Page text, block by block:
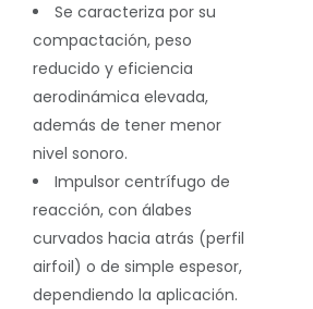
Se caracteriza por su
compactación, peso
reducido y eficiencia
aerodinámica elevada,
además de tener menor
nivel sonoro.
Impulsor centrífugo de
reacción, con álabes
curvados hacia atrás (perfil
airfoil) o de simple espesor,
dependiendo la aplicación.